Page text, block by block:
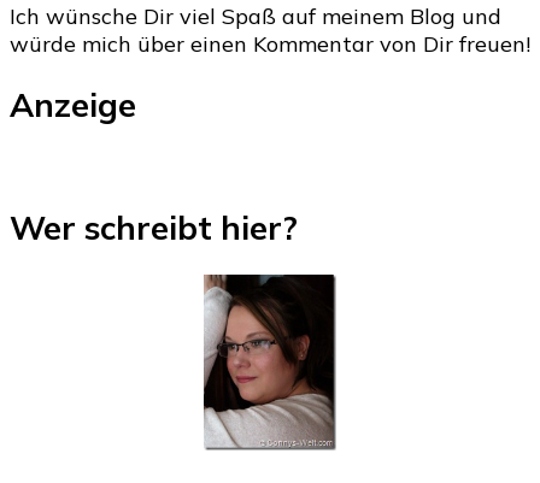
Ich wünsche Dir viel Spaß auf meinem Blog und
würde mich über einen Kommentar von Dir freuen!
Anzeige
Wer schreibt hier?